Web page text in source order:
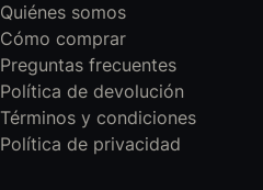
Quiénes somos
Cómo comprar
Preguntas frecuentes
Política de devolución
Términos y condiciones
Política de privacidad